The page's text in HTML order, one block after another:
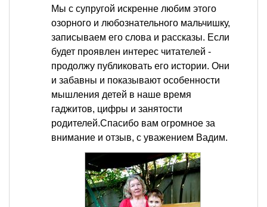
Мы с супругой искренне любим этого
озорного и любознательного мальчишку,
записываем его слова и рассказы. Если
будет проявлен интерес читателей -
продолжу публиковать его истории. Они
и забавны и показывают особенности
мышления детей в наше время
гаджитов, цифры и занятости
родителей.Спасибо вам огромное за
внимание и отзыв, с уважением Вадим.